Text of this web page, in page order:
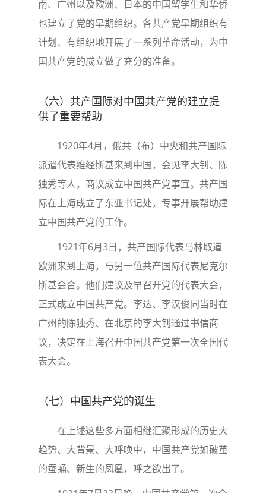
南、广州以及欧洲、日本的中国留学生和华侨
也建立了党的早期组织。各共产党早期组织有
计划、有组织地开展了一系列革命活动，为中
国共产党的成立做了充分的准备。
（六）共产国际对中国共产党的建立提
供了重要帮助
1920年4月，俄共（布）中央和共产国际
派遣代表维经斯基来到中国，会见李大钊、陈
独秀等人，商议成立中国共产党事宜。共产国
际在上海成立了东亚书记处，专事开展帮助建
立中国共产党的工作。
1921年6月3日，共产国际代表马林取道
欧洲来到上海，与另一位共产国际代表尼克尔
斯基会合。他们建议及早召开党的代表大会，
正式成立中国共产党。李达、李汉俊同当时在
广州的陈独秀、在北京的李大钊通过书信商
议，决定在上海召开中国共产党第一次全国代
表大会。
（七）中国共产党的诞生
在上述这些多方面相继汇聚形成的历史大
趋势、大背景、大呼唤中，中国共产党如破茧
的蚕蛹、新生的凤凰，呼之欲出了。